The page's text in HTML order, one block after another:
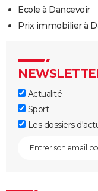
Ecole à Dancevoir
Prix immobilier à
Actualité
Sport
Les dossiers